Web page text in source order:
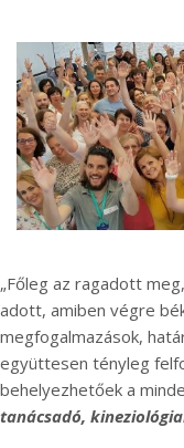
„Főleg az ragadott
adott, amiben végre
megfogalmazások,
együttesen tényleg
behelyezhetőek a
tanácsadó,